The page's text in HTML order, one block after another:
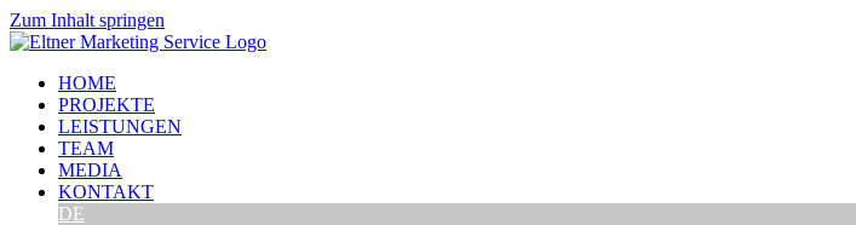
Zum Inhalt springen
HOME
PROJEKTE
LEISTUNGEN
TEAM
MEDIA
KONTAKT
DE